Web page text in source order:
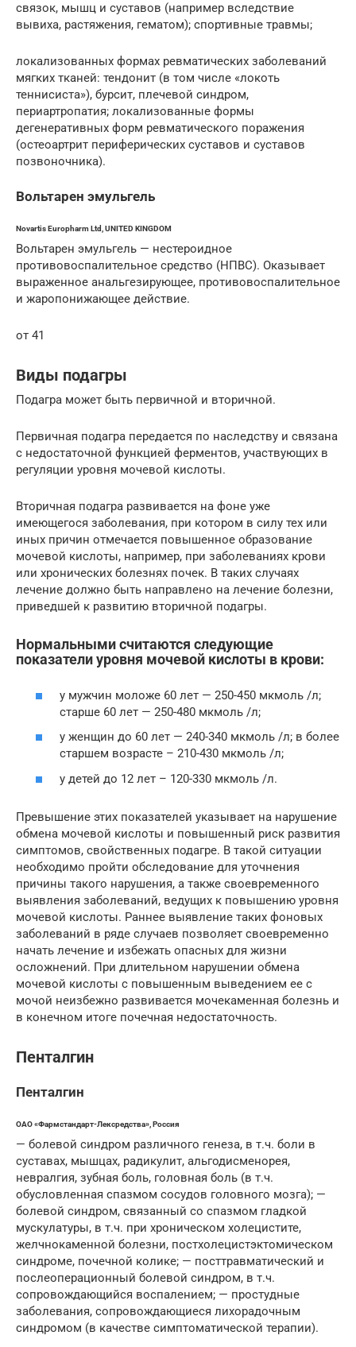
связок, мышц и суставов (например вследствие
вывиха, растяжения, гематом); спортивные травмы;
локализованных формах ревматических заболеваний
мягких тканей: тендонит (в том числе «локоть
теннисиста»), бурсит, плечевой синдром,
периартропатия; локализованные формы
дегенеративных форм ревматического поражения
(остеоартрит периферических суставов и суставов
позвоночника).
Вольтарен эмульгель
Novartis Europharm Ltd, UNITED KINGDOM
Вольтарен эмульгель — нестероидное
противовоспалительное средство (НПВС). Оказывает
выраженное анальгезирующее, противовоспалительное
и жаропонижающее действие.
от 41
Виды подагры
Подагра может быть первичной и вторичной.
Первичная подагра передается по наследству и связана
с недостаточной функцией ферментов, участвующих в
регуляции уровня мочевой кислоты.
Вторичная подагра развивается на фоне уже
имеющегося заболевания, при котором в силу тех или
иных причин отмечается повышенное образование
мочевой кислоты, например, при заболеваниях крови
или хронических болезнях почек. В таких случаях
лечение должно быть направлено на лечение болезни,
приведшей к развитию вторичной подагры.
Нормальными считаются следующие
показатели уровня мочевой кислоты в крови:
у мужчин моложе 60 лет — 250-450 мкмоль /л;
старше 60 лет — 250-480 мкмоль /л;
у женщин до 60 лет — 240-340 мкмоль /л; в более
старшем возрасте – 210-430 мкмоль /л;
у детей до 12 лет – 120-330 мкмоль /л.
Превышение этих показателей указывает на нарушение
обмена мочевой кислоты и повышенный риск развития
симптомов, свойственных подагре. В такой ситуации
необходимо пройти обследование для уточнения
причины такого нарушения, а также своевременного
выявления заболеваний, ведущих к повышению уровня
мочевой кислоты. Раннее выявление таких фоновых
заболеваний в ряде случаев позволяет своевременно
начать лечение и избежать опасных для жизни
осложнений. При длительном нарушении обмена
мочевой кислоты с повышенным выведением ее с
мочой неизбежно развивается мочекаменная болезнь и
в конечном итоге почечная недостаточность.
Пенталгин
Пенталгин
ОАО «Фармстандарт-Лексредства», Россия
— болевой синдром различного генеза, в т.ч. боли в
суставах, мышцах, радикулит, альгодисменорея,
невралгия, зубная боль, головная боль (в т.ч.
обусловленная спазмом сосудов головного мозга); —
болевой синдром, связанный со спазмом гладкой
мускулатуры, в т.ч. при хроническом холецистите,
желчнокаменной болезни, постхолецистэктомическом
синдроме, почечной колике; — посттравматический и
послеоперационный болевой синдром, в т.ч.
сопровождающийся воспалением; — простудные
заболевания, сопровождающиеся лихорадочным
синдромом (в качестве симптоматической терапии).